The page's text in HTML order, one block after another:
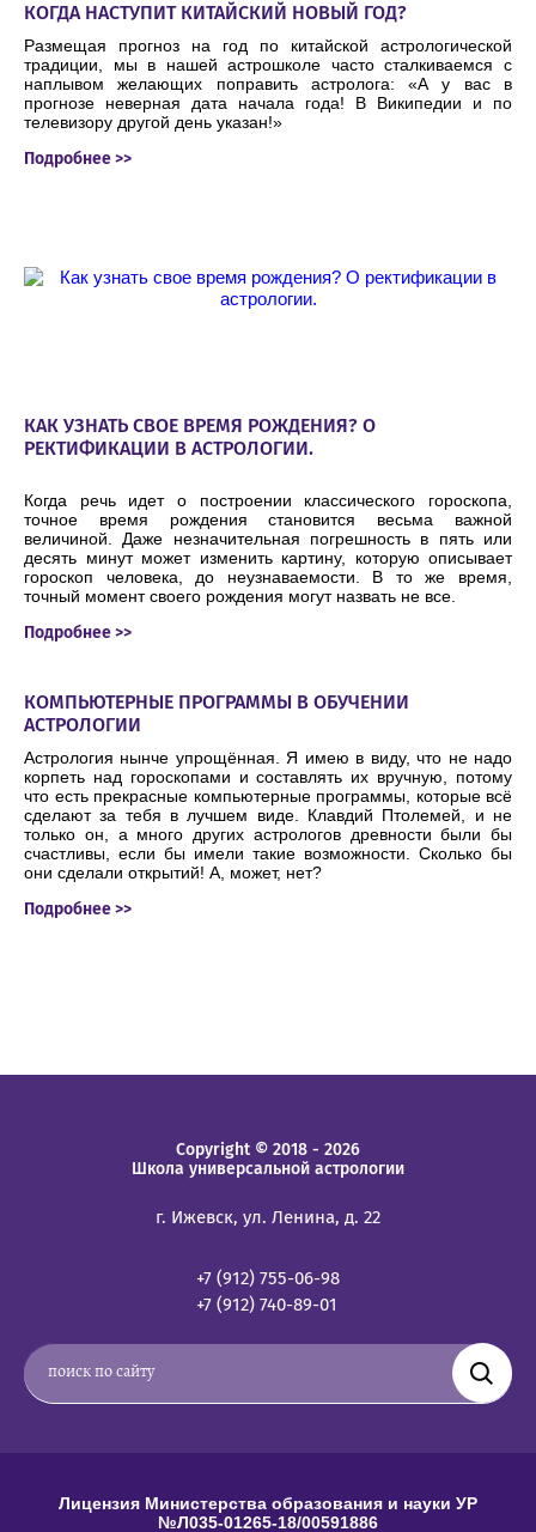
КОГДА НАСТУПИТ КИТАЙСКИЙ НОВЫЙ ГОД?
Размещая прогноз на год по китайской астрологической
традиции, мы в нашей астрошколе часто сталкиваемся с
наплывом желающих поправить астролога: «А у вас в
прогнозе неверная дата начала года! В Википедии и по
телевизору другой день указан!»
Подробнее >>
КАК УЗНАТЬ СВОЕ ВРЕМЯ РОЖДЕНИЯ? О
РЕКТИФИКАЦИИ В АСТРОЛОГИИ.
Когда речь идет о построении классического гороскопа,
точное время рождения становится весьма важной
величиной. Даже незначительная погрешность в пять или
десять минут может изменить картину, которую описывает
гороскоп человека, до неузнаваемости. В то же время,
точный момент своего рождения могут назвать не все.
Подробнее >>
КОМПЬЮТЕРНЫЕ ПРОГРАММЫ В ОБУЧЕНИИ
АСТРОЛОГИИ
Астрология нынче упрощённая. Я имею в виду, что не надо
корпеть над гороскопами и составлять их вручную, потому
что есть прекрасные компьютерные программы, которые всё
сделают за тебя в лучшем виде. Клавдий Птолемей, и не
только он, а много других астрологов древности были бы
счастливы, если бы имели такие возможности. Сколько бы
они сделали открытий! А, может, нет?
Подробнее >>
Copyright © 2018 - 2026
Школа универсальной астрологии
г. Ижевск, ул. Ленина, д. 22
+7 (912) 755-06-98
+7 (912) 740-89-01
Лицензия Министерства образования и науки УР
№Л035-01265-18/00591886